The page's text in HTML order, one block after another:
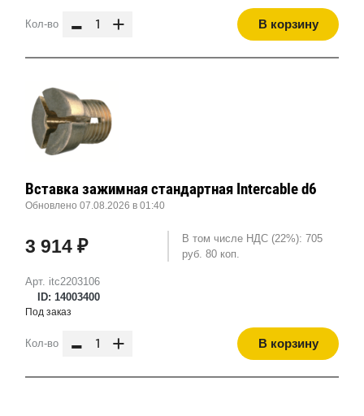
Кол-во - + В корзину
Арт. itc2203106
ID: 14003400
Вставка зажимная стандартная Intercable d6
Обновлено 07.08.2026 в 01:40
3 914 ₽
В том числе НДС (22%): 705
руб. 80 коп.
Под заказ
Кол-во - + В корзину